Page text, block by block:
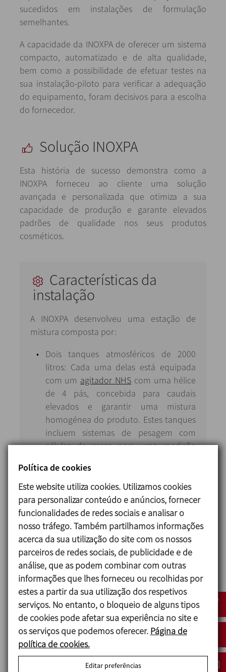
sucedidos em instalações de formulação
semelhantes.
A capacidade da INOXPA de oferecer um sistema
compacto, automatizado e de alta qualidade,
bem como a possibilidade de efetuar testes na
sua instalação-piloto para verificar a adequação
do equipamento, foram decisivos para a escolha
do fornecedor.
Solução INOXPA
Esta história de sucesso demonstra como a
INOXPA forneceu ao cliente uma solução
avançada e personalizada que otimiza a sua
capacidade de produção e garante elevados
padrões de qualidade nos seus produtos
cosméticos.
Características da
instalação
A INOXPA desenvolveu uma estação de
mistura composta por:
Dois tanques atmosféricos de 2000
litros: Cada uma delas está equipada
com um agitador NHS com uma hélice
de 4 pás, concebida para caudais
elevados e garantir uma mistura
homogénea do produto. Estes tanques
incluem sistemas de pesagem com
células de carga para uma medição
Sistema de aquecimento em linha: A
formulação é aquecida por um
permutador de calor tubular antes de
passar para a fase de filtração, o que
garante uma temperatura constante e
segura para o processamento da
glicerina de 20 a 80 °C, evitando a
degradação do produto.
Automatização total com CIP: A linha de
produção foi concebida com a
integração de umsistema CIP
totalmente automático, assegurando
que os padrões de higiene e qualidade
são mantidos sem intervenção manual.
Política de cookies
Este website utiliza cookies. Utilizamos cookies
para personalizar conteúdo e anúncios, fornecer
funcionalidades de redes sociais e analisar o
nosso tráfego. Também partilhamos informações
acerca da sua utilização do site com os nossos
parceiros de redes sociais, de publicidade e de
análise, que as podem combinar com outras
informações que lhes forneceu ou recolhidas por
estes a partir da sua utilização dos respetivos
serviços. No entanto, o bloqueio de alguns tipos
de cookies pode afetar sua experiência no site e
os serviços que podemos oferecer. Página de
política de cookies.
Editar preferências